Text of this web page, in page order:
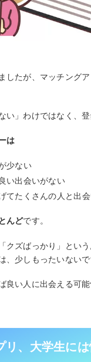
したが、マッチング
い」わけではなく、登
は
少ない
い出会いがない
てたくさんの人と出
んどです。
クズばっかり」とい
、少しもったいないで
良い人に出会える可
リ、大学生には